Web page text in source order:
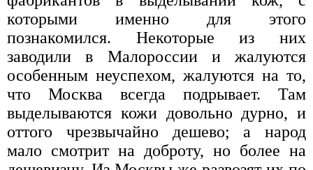
которыми именно для этого
познакомился. Некоторые из них
заводили в Малороссии и жалуются
особенным неуспехом, жалуются на то,
что Москва всегда подрывает. Там
выделываются кожи довольно дурно, и
оттого чрезвычайно дешево; а народ
мало смотрит на доброту, но более на